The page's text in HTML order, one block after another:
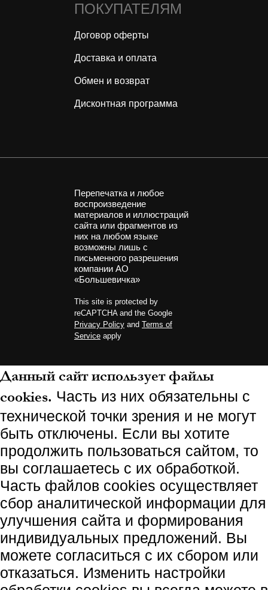
ПОКУПАТЕЛЯМ
Договор оферты
Доставка и оплата
Обмен и возврат
Дисконтная программа
Перепечатка и любое
воспроизведение
материалов и иллюстраций
сайта или фрагментов из
них на любом языке
возможны лишь с
письменного разрешения
компании АО
«Большевичка»
This site is protected by
reCAPTCHA and the Google
Privacy Policy and
Terms of
Service apply
Данный сайт использует файлы
cookies. Часть из них обязательны с
технической точки зрения и не могут
быть отключены. Если вы хотите
продолжить пользоваться сайтом, то
вы соглашаетесь с их обработкой.
Часть файлов cookies осуществляет
сбор аналитической информации для
улучшения сайта и формирования
индивидуальных предложений. Вы
можете согласиться с их сбором или
отказаться. Изменить настройки